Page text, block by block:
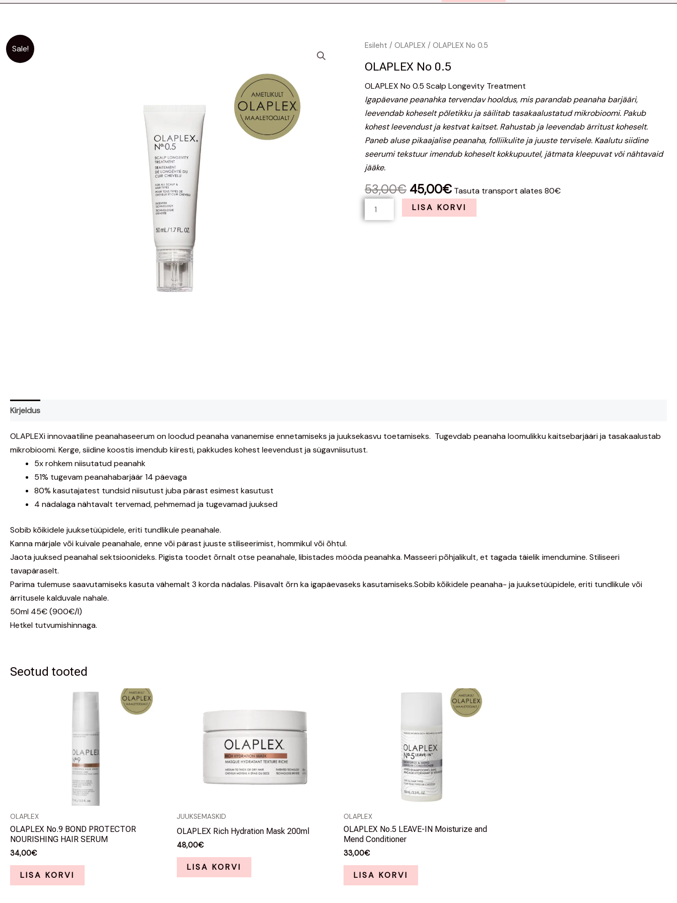
Sale! Esileht /OLAPLEX / OLAPLEX No 0.5
OLAPLEX No 0.5
OLAPLEX No 0.5 Scalp Longevity Treatment
Igapäevane peanahka tervendav hooldus, mis parandab peanaha barjääri,
leevendab koheselt põletikku ja säilitab tasakaalustatud mikrobioomi. Pakub
kohest leevendust ja kestvat kaitset. Rahustab ja leevendab ärritust koheselt.
Paneb aluse pikaajalise peanaha, folliikulite ja juuste tervisele. Kaalutu siidine
seerumi tekstuur imendub koheselt kokkupuutel, jätmata kleepuvat või nähtavaid
jääke.
53,00€
Algne
hind
oli:
53,00€.
45,00€
Praegune
45,00€.
Tasuta transport alates 80€
OLAPLEX
0.5
kogus
LISA KORVI
Kirjeldus
OLAPLEXi innovaatiline peanahaseerum on loodud peanaha vananemise ennetamiseks ja juuksekasvu toetamiseks. Tugevdab peanaha loomulikku kaitsebarjääri ja tasakaalustab
mikrobioomi. Kerge, siidine koostis imendub kiiresti, pakkudes kohest leevendust ja sügavniisutust.
5x rohkem niisutatud peanahk
51% tugevam peanahabarjäär 14 päevaga
80% kasutajatest tundsid niisutust juba pärast esimest kasutust
4 nädalaga nähtavalt tervemad, pehmemad ja tugevamad juuksed
Sobib kõikidele juuksetüüpidele, eriti tundlikule peanahale.
Kanna märjale või kuivale peanahale, enne või pärast juuste stiliseerimist, hommikul või õhtul.
Jaota juuksed peanahal sektsioonideks. Pigista toodet õrnalt otse peanahale, libistades mööda peanahka. Masseeri põhjalikult, et tagada täielik imendumine. Stiliseeri
tavapäraselt.
Parima tulemuse saavutamiseks kasuta vähemalt 3 korda nädalas. Piisavalt õrn ka igapäevaseks kasutamiseks.Sobib kõikidele peanaha- ja juuksetüüpidele, eriti tundlikule või
ärritusele kalduvale nahale.
50ml 45€ (900€/l)
Hetkel tutvumishinnaga.
Seotud tooted
OLAPLEX
OLAPLEX No.9 BOND PROTECTOR
NOURISHING HAIR SERUM
34,00€
LISA KORVI
JUUKSEMASKID
OLAPLEX Rich Hydration Mask 200ml
48,00€
LISA KORVI
OLAPLEX
OLAPLEX No.5 LEAVE-IN Moisturize and
Mend Conditioner
33,00€
LISA KORVI